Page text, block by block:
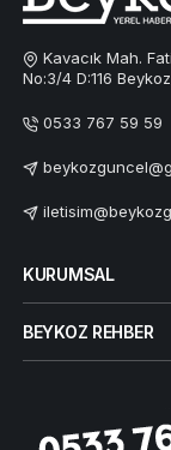
Kavacık Mah.
No:3/4 D:116
0533 767 59 59
KURUMSAL
BEYKOZ REHBER